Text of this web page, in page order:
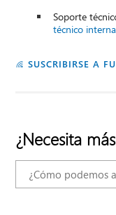
Soporte
técnico
SUSCRIBIRSE A
¿Necesita